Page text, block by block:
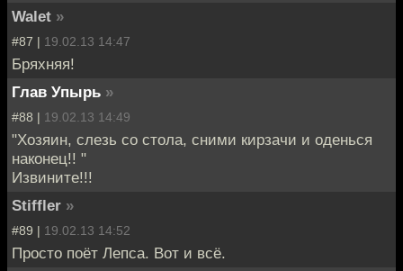
Walet »
#87 | 19.02.13 14:47
Бряхняя!
Глав Упырь »
#88 | 19.02.13 14:49
"Хозяин, слезь со стола, сними кирзачи и оденься
наконец!! "
Извините!!!
Stiffler »
#89 | 19.02.13 14:52
Просто поёт Лепса. Вот и всё.